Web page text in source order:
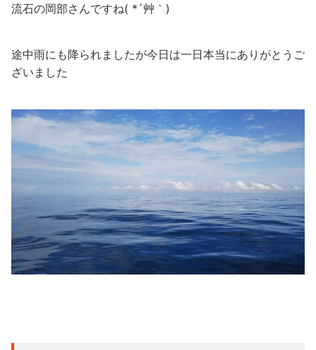
流石の岡部さんですね( *´艸｀)
途中雨にも降られましたが今日は一日本当にありがとうご
ざいました